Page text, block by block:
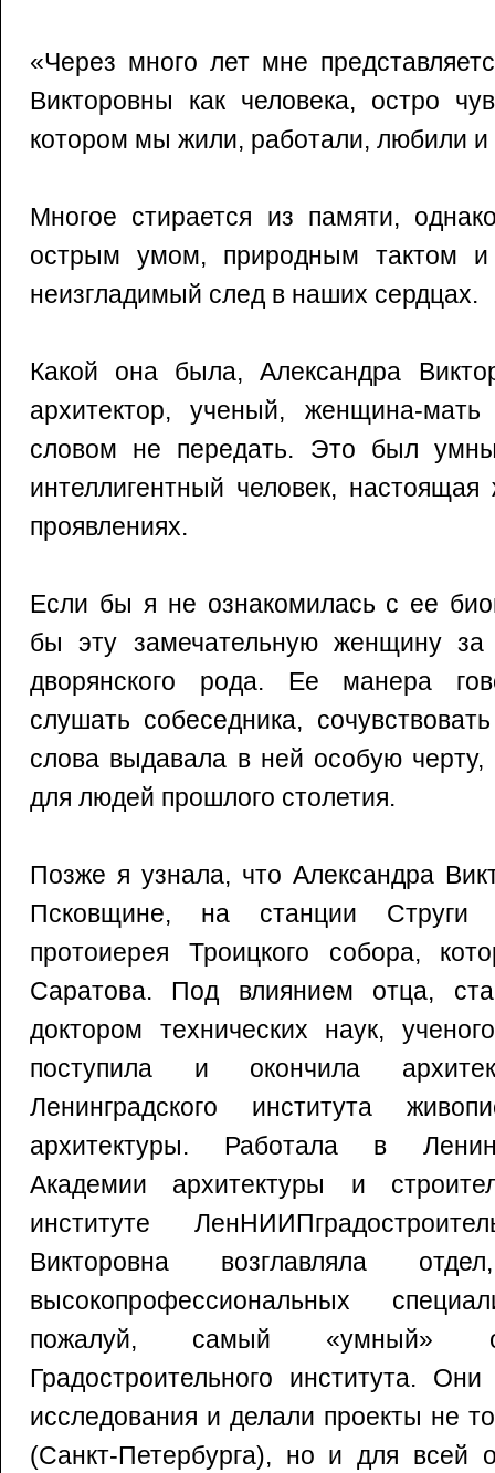
«Через много лет мне
Викторовны как человека, остро
котором мы жили, работали, любили и
Многое стирается из памяти,
острым умом, природным тактом и
неизгладимый след в наших сердцах.
Какой она была, Александра
архитектор, ученый, женщина-
словом не передать. Это был
интеллигентный человек,
проявлениях.
Если бы я не ознакомилась с ее
бы эту замечательную женщину за
дворянского рода. Ее манера
слушать собеседника,
слова выдавала в ней особую черту,
для людей прошлого столетия.
Позже я узнала, что Александра
Псковщине, на станции
протоиерея Троицкого собора,
Саратова. Под влиянием отца,
доктором технических наук,
поступила и окончила
Ленинградского института
архитектуры. Работала в
Академии архитектуры и
институте
Викторовна возглавляла
высокопрофессиональных
пожалуй, самый «умный»
Градостроительного института.
исследования и делали проекты не
(Санкт-Петербурга), но и для всей